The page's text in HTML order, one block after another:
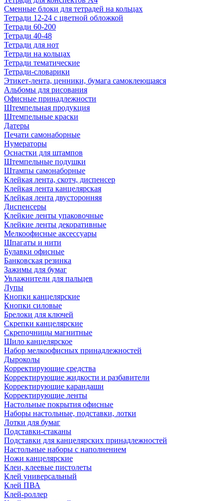
Сменные блоки для тетрадей на кольцах
Тетради 12-24 с цветной обложкой
Тетради 60-200
Тетради 40-48
Тетради для нот
Тетради на кольцах
Тетради тематические
Тетради-словарики
Этикет-лента, ценники, бумага самоклеющаяся
Альбомы для рисования
Офисные принадлежности
Штемпельная продукция
Штемпельные краски
Датеры
Печати самонаборные
Нумераторы
Оснастки для штампов
Штемпельные подушки
Штампы самонаборные
Клейкая лента, скотч, диспенсер
Клейкая лента канцелярская
Клейкая лента двусторонняя
Диспенсеры
Клейкие ленты упаковочные
Клейкие ленты декоративные
Мелкоофисные аксессуары
Шпагаты и нити
Булавки офисные
Банковская резинка
Зажимы для бумаг
Увлажнители для пальцев
Лупы
Кнопки канцелярские
Кнопки силовые
Брелоки для ключей
Скрепки канцелярские
Скрепочницы магнитные
Шило канцелярское
Набор мелкоофисных принадлежностей
Дыроколы
Корректирующие средства
Корректирующие жидкости и разбавители
Корректирующие карандаши
Корректирующие ленты
Настольные покрытия офисные
Наборы настольные, подставки, лотки
Лотки для бумаг
Подставки-стаканы
Подставки для канцелярских принадлежностей
Настольные наборы с наполнением
Ножи канцелярские
Клеи, клеевые пистолеты
Клей универсальный
Клей ПВА
Клей-роллер